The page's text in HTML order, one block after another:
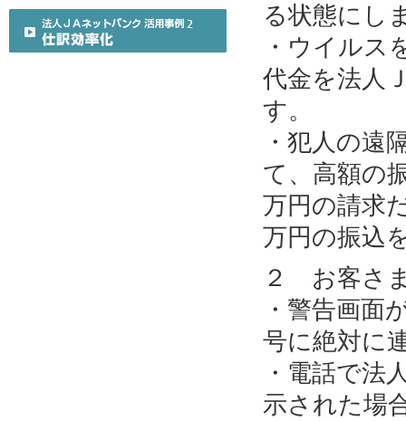
る状態にし
・ウイルス
代金を法人
す。
・犯人の遠
て、高額の
万円の請求
万円の振込
２ お客さ
・警告画面
号に絶対に
・電話で法
示された場